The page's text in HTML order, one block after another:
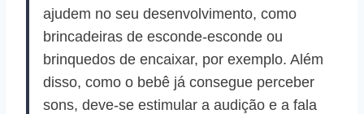
ajudem no seu desenvolvimento, como
brincadeiras de esconde-esconde ou
brinquedos de encaixar, por exemplo. Além
disso, como o bebê já consegue perceber
sons, deve-se estimular a audição e a fala